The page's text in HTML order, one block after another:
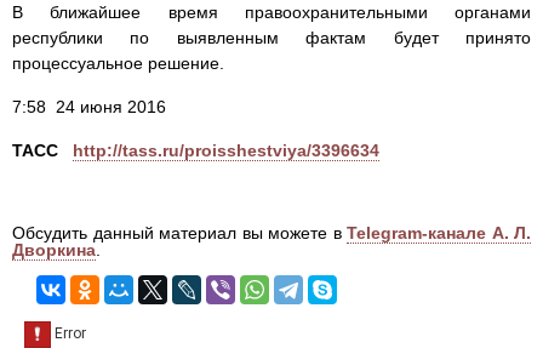
В ближайшее время правоохранительными органами
республики по выявленным фактам будет принято
процессуальное решение.
7:58 24 июня 2016
ТАСС http://tass.ru/proisshestviya/3396634
Обсудить данный материал вы можете в Telegram-канале А. Л.
Дворкина